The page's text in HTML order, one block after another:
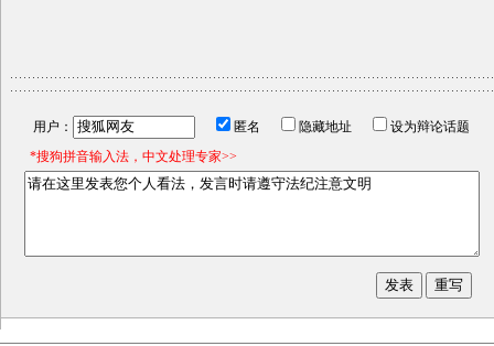
用户： 匿名 隐藏地址
设为辩论话题
*搜狗拼音输入法，中文处理专家>>